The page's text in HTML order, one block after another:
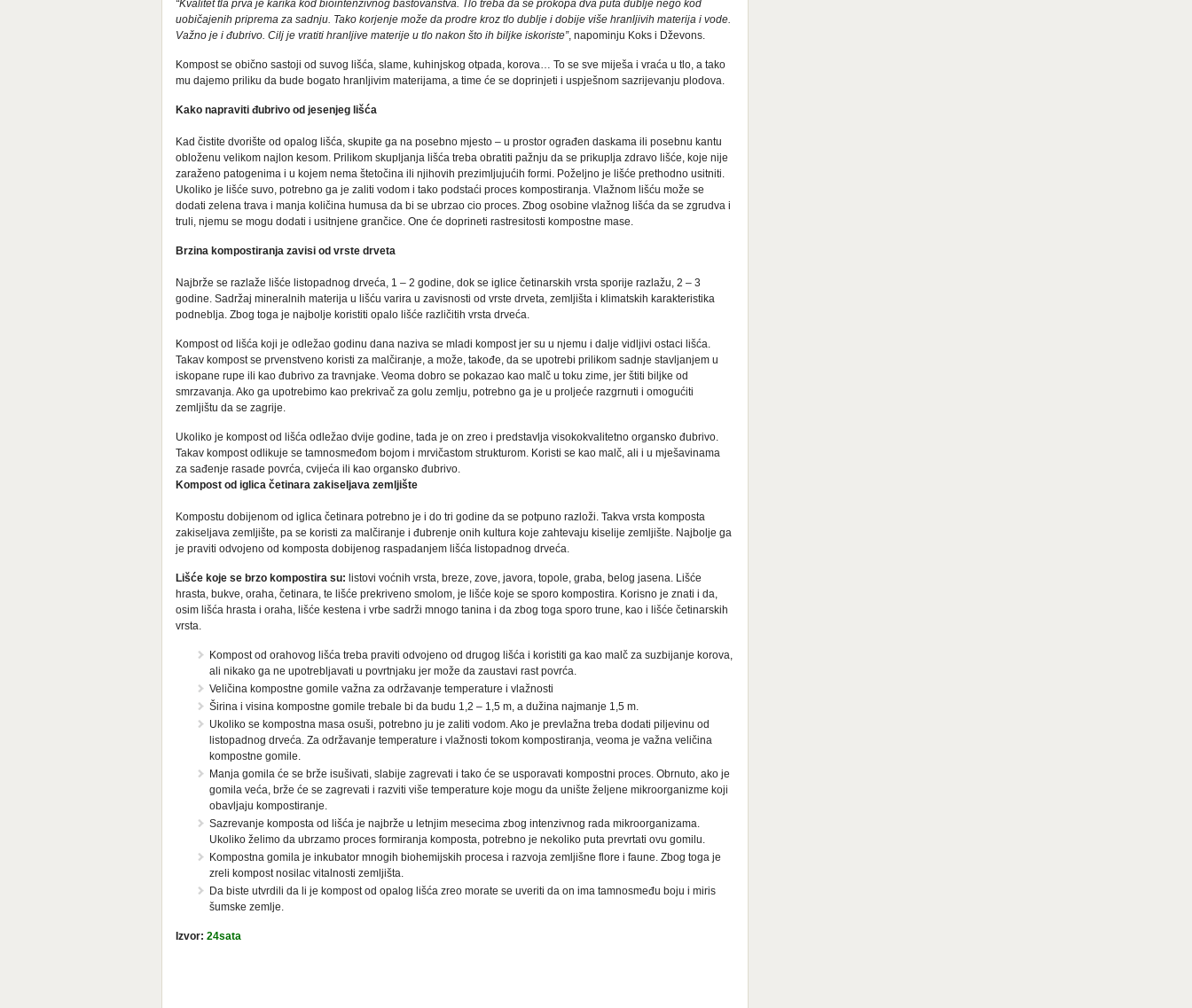
“Kvalitet tla prva je karika kod biointenzivnog baštovanstva. Tlo treba da se prokopa dva puta dublje nego kod
uobičajenih priprema za sadnju. Tako korjenje može da prodre kroz tlo dublje i dobije više hranljivih materija i vode.
Važno je i đubrivo. Cilj je vratiti hranljive materije u tlo nakon što ih biljke iskoriste”, napominju Koks i Dževons.
Kompost se obično sastoji od suvog lišća, slame, kuhinjskog otpada, korova… To se sve miješa i vraća u tlo, a tako
mu dajemo priliku da bude bogato hranljivim materijama, a time će se doprinjeti i uspješnom sazrijevanju plodova.
Kako napraviti đubrivo od jesenjeg lišća
Kad čistite dvorište od opalog lišća, skupite ga na posebno mjesto – u prostor ograđen daskama ili posebnu kantu
obloženu velikom najlon kesom. Prilikom skupljanja lišća treba obratiti pažnju da se prikuplja zdravo lišće, koje nije
zaraženo patogenima i u kojem nema štetočina ili njihovih prezimljujućih formi. Poželjno je lišće prethodno usitniti.
Ukoliko je lišće suvo, potrebno ga je zaliti vodom i tako podstaći proces kompostiranja. Vlažnom lišću može se
dodati zelena trava i manja količina humusa da bi se ubrzao cio proces. Zbog osobine vlažnog lišća da se zgrudva i
truli, njemu se mogu dodati i usitnjene grančice. One će doprineti rastresitosti kompostne mase.
Brzina kompostiranja zavisi od vrste drveta
Najbrže se razlaže lišće listopadnog drveća, 1 – 2 godine, dok se iglice četinarskih vrsta sporije razlažu, 2 – 3
godine. Sadržaj mineralnih materija u lišću varira u zavisnosti od vrste drveta, zemljišta i klimatskih karakteristika
podneblja. Zbog toga je najbolje koristiti opalo lišće različitih vrsta drveća.
Kompost od lišća koji je odležao godinu dana naziva se mladi kompost jer su u njemu i dalje vidljivi ostaci lišća.
Takav kompost se prvenstveno koristi za malčiranje, a može, takođe, da se upotrebi prilikom sadnje stavljanjem u
iskopane rupe ili kao đubrivo za travnjake. Veoma dobro se pokazao kao malč u toku zime, jer štiti biljke od
smrzavanja. Ako ga upotrebimo kao prekrivač za golu zemlju, potrebno ga je u proljeće razgrnuti i omogućiti
zemljištu da se zagrije.
Ukoliko je kompost od lišća odležao dvije godine, tada je on zreo i predstavlja visokokvalitetno organsko đubrivo.
Takav kompost odlikuje se tamnosmeđom bojom i mrvičastom strukturom. Koristi se kao malč, ali i u mješavinama
za sađenje rasade povrća, cvijeća ili kao organsko đubrivo.
Kompost od iglica četinara zakiseljava zemljište
Kompostu dobijenom od iglica četinara potrebno je i do tri godine da se potpuno razloži. Takva vrsta komposta
zakiseljava zemljište, pa se koristi za malčiranje i đubrenje onih kultura koje zahtevaju kiselije zemljište. Najbolje ga
je praviti odvojeno od komposta dobijenog raspadanjem lišća listopadnog drveća.
Lišće koje se brzo kompostira su: listovi voćnih vrsta, breze, zove, javora, topole, graba, belog jasena. Lišće
hrasta, bukve, oraha, četinara, te lišće prekriveno smolom, je lišće koje se sporo kompostira. Korisno je znati i da,
osim lišća hrasta i oraha, lišće kestena i vrbe sadrži mnogo tanina i da zbog toga sporo trune, kao i lišće četinarskih
vrsta.
Kompost od orahovog lišća treba praviti odvojeno od drugog lišća i koristiti ga kao malč za suzbijanje korova,
ali nikako ga ne upotrebljavati u povrtnjaku jer može da zaustavi rast povrća.
Veličina kompostne gomile važna za održavanje temperature i vlažnosti
Širina i visina kompostne gomile trebale bi da budu 1,2 – 1,5 m, a dužina najmanje 1,5 m.
Ukoliko se kompostna masa osuši, potrebno ju je zaliti vodom. Ako je prevlažna treba dodati piljevinu od
listopadnog drveća. Za održavanje temperature i vlažnosti tokom kompostiranja, veoma je važna veličina
kompostne gomile.
Manja gomila će se brže isušivati, slabije zagrevati i tako će se usporavati kompostni proces. Obrnuto, ako je
gomila veća, brže će se zagrevati i razviti više temperature koje mogu da unište željene mikroorganizme koji
obavljaju kompostiranje.
Sazrevanje komposta od lišća je najbrže u letnjim mesecima zbog intenzivnog rada mikroorganizama.
Ukoliko želimo da ubrzamo proces formiranja komposta, potrebno je nekoliko puta prevrtati ovu gomilu.
Kompostna gomila je inkubator mnogih biohemijskih procesa i razvoja zemljišne flore i faune. Zbog toga je
zreli kompost nosilac vitalnosti zemljišta.
Da biste utvrdili da li je kompost od opalog lišća zreo morate se uveriti da on ima tamnosmeđu boju i miris
šumske zemlje.
Izvor: 24sata